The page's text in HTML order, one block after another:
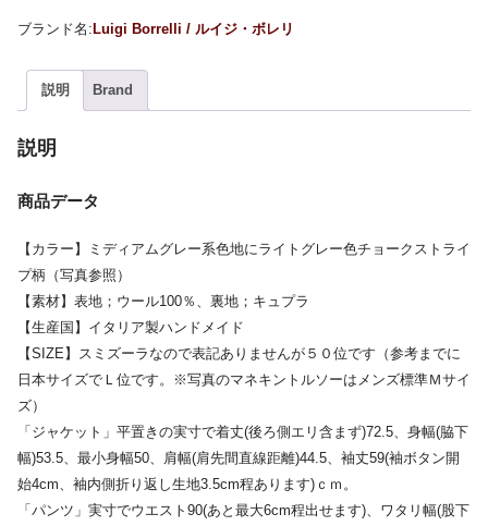
Luigi Borrelli / ルイジ・ボレリ
説明 Brand
説明
商品データ
【カラー】ミディアムグレー系色地にライトグレー色チョークストライ
プ柄（写真参照）
【素材】表地；ウール100％、裏地；キュプラ
【生産国】イタリア製ハンドメイド
【SIZE】スミズーラなので表記ありませんが５０位です（参考までに
日本サイズでＬ位です。※写真のマネキントルソーはメンズ標準Ｍサイ
ズ）
「ジャケット」平置きの実寸で着丈(後ろ側エリ含まず)72.5、身幅(脇下
幅)53.5、最小身幅50、肩幅(肩先間直線距離)44.5、袖丈59(袖ボタン開
始4cm、袖内側折り返し生地3.5cm程あります)ｃｍ。
「パンツ」実寸でウエスト90(あと最大6cm程出せます)、ワタリ幅(股下